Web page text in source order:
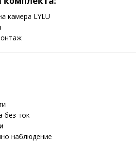
камера LYLU
без ток
наблюдение